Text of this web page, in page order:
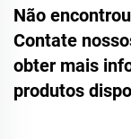
Não
Contate
obter mais
produtos